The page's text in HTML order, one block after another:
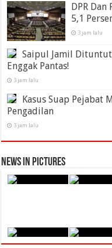
DPR
5,1
3 jam lalu
Saipul Jamil Dituntut
Enggak Pantas!
3 jam lalu
Kasus Suap Pejabat
Pengadilan
3 jam lalu
News in Pictures